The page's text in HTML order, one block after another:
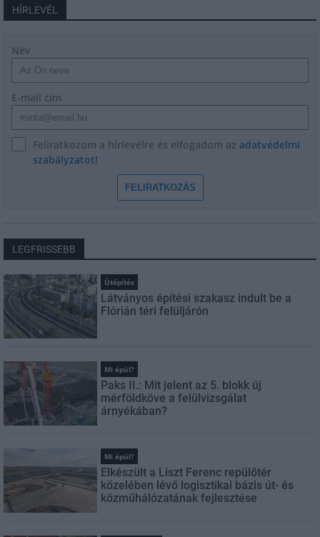
HÍRLEVÉL
Név
E-mail cím
Feliratkozom a hírlevélre és elfogadom az adatvédelmi
szabályzatot!
FELIRATKOZÁS
LEGFRISSEBB
Útépítés
Látványos építési szakasz indult be a
Flórián téri felüljárón
Mi épül?
Paks II.: Mit jelent az 5. blokk új
mérföldköve a felülvizsgálat
árnyékában?
Mi épül?
Elkészült a Liszt Ferenc repülőtér
közelében lévő logisztikai bázis út- és
közműhálózatának fejlesztése